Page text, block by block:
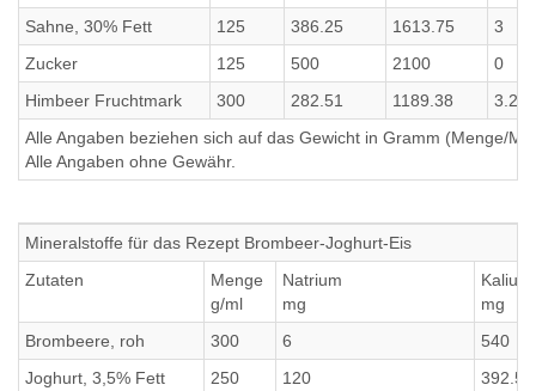
Sahne, 30% Fett
125 386.25 1613.75
3
Zucker
125 500 2100
0
Himbeer Fruchtmark
300 282.51 1189.38
3.24
Alle Angaben beziehen sich auf das Gewicht in Gramm (Menge/
Alle Angaben ohne Gewähr.
Mineralstoffe für das Rezept Brombeer-Joghurt-Eis
Zutaten
Menge
g/ml
Natrium
mg
Kalium
mg
Brombeere, roh
300 6
540
Joghurt, 3,5% Fett
250 120
392.5